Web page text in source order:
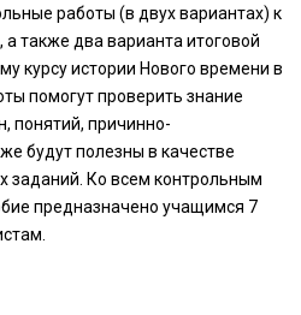
работы (в двух вариантах) к
также два варианта итоговой
курсу истории Нового времени в
помогут проверить знание
понятий, причинно-
будут полезны в качестве
заданий. Ко всем контрольным
предназначено учащимся 7